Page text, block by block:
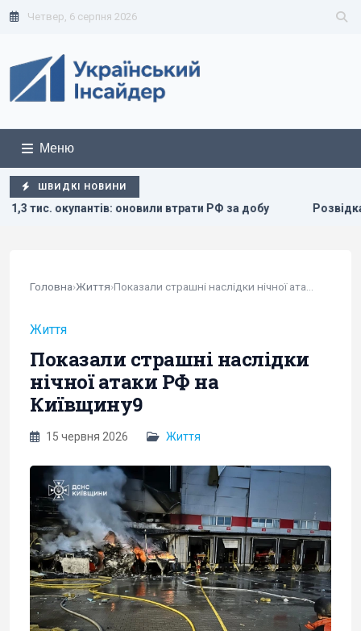
Четвер, 6 серпня 2026
Меню
ШВИДКІ НОВИНИ
втрати РФ за добу Розвідка США допомогла Україні
Головна›Життя›
Життя
Показали страшні наслідки
нічної атаки РФ на
Київщину9
15 червня 2026 Життя